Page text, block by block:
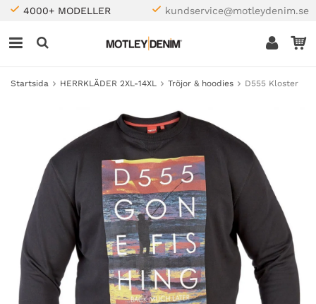
4000+ MODELLER kundservice@motleydenim.se
Startsida HERRKLÄDER 2XL-14XL Tröjor & hoodies D555 Kloster